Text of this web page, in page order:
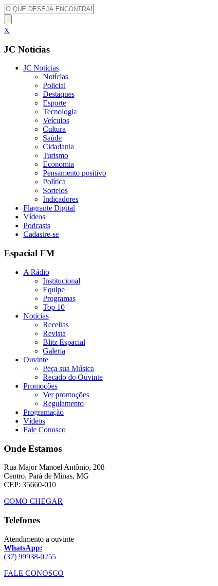
X
JC Notícias
JC Notícias
Notícias
Policial
Destaques
Esporte
Tecnologia
Veículos
Cultura
Saúde
Cidadania
Turismo
Economia
Pensamento positivo
Política
Sorteios
Indicadores
Flagrante Digital
Vídeos
Podcasts
Cadastre-se
Espacial FM
A Rádio
Institucional
Equipe
Programas
Top 10
Notícias
Receitas
Revista
Blitz Espacial
Galeria
Ouvinte
Peça sua Música
Recado do Ouvinte
Promoções
Ver promoções
Regulamento
Programação
Vídeos
Fale Conosco
Onde Estamos
Rua Major Manoel Antônio, 208
Centro, Pará de Minas, MG
CEP: 35660-010
COMO CHEGAR
Telefones
Atendimento a ouvinte
WhatsApp:
(37) 99938-0255
FALE CONOSCO